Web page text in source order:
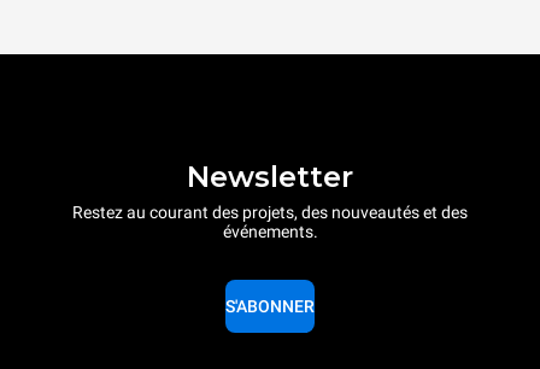
Newsletter
Restez au courant des projets, des nouveautés et des
événements.
S'ABONNER